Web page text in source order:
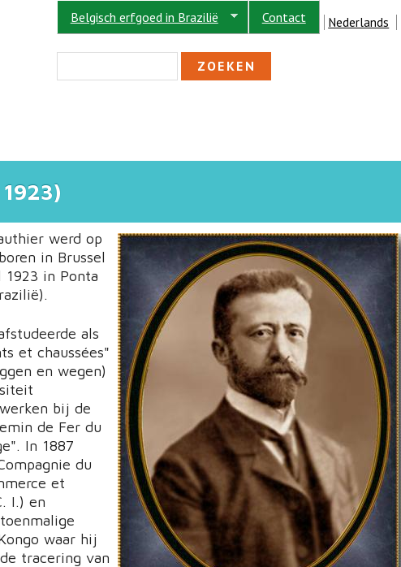
Belgisch erfgoed in Brazilië Contact Nederlands
ZOEKVELD
werd op
in Brussel
in Ponta
als
et chaussées"
en wegen)
bij de
de Fer du
In 1887
du
et
I.) en
waar hij
tracering van